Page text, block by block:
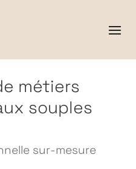
métiers
souples
sur‑mesure